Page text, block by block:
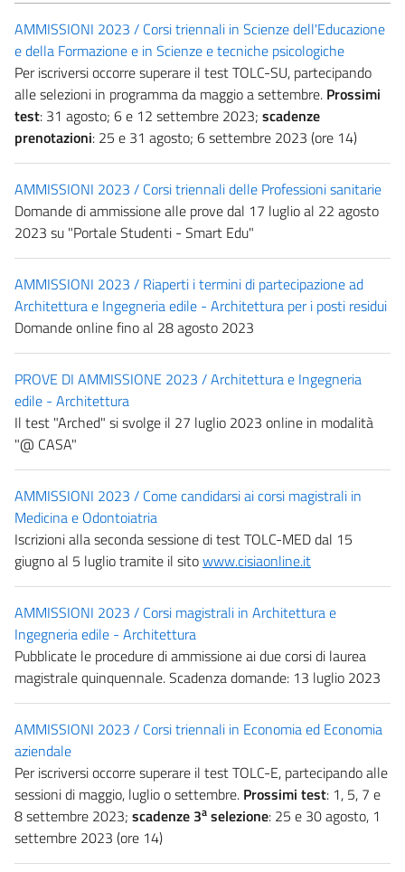
AMMISSIONI 2023 / Corsi triennali in Scienze dell'Educazione
e della Formazione e in Scienze e tecniche psicologiche
Per iscriversi occorre superare il test TOLC-SU, partecipando
alle selezioni in programma da maggio a settembre. Prossimi
test: 31 agosto; 6 e 12 settembre 2023; scadenze
prenotazioni: 25 e 31 agosto; 6 settembre 2023 (ore 14)
AMMISSIONI 2023 / Corsi triennali delle Professioni sanitarie
Domande di ammissione alle prove dal 17 luglio al 22 agosto
2023 su "Portale Studenti - Smart Edu"
AMMISSIONI 2023 / Riaperti i termini di partecipazione ad
Architettura e Ingegneria edile - Architettura per i posti residui
Domande online fino al 28 agosto 2023
PROVE DI AMMISSIONE 2023 / Architettura e Ingegneria
edile - Architettura
Il test "Arched" si svolge il 27 luglio 2023 online in modalità
"@ CASA"
AMMISSIONI 2023 / Come candidarsi ai corsi magistrali in
Medicina e Odontoiatria
Iscrizioni alla seconda sessione di test TOLC-MED dal 15
giugno al 5 luglio tramite il sitowww.cisiaonline.it
AMMISSIONI 2023 / Corsi magistrali in Architettura e
Ingegneria edile - Architettura
Pubblicate le procedure di ammissione ai due corsi di laurea
magistrale quinquennale. Scadenza domande: 13 luglio 2023
AMMISSIONI 2023 / Corsi triennali in Economia ed Economia
aziendale
Per iscriversi occorre superare il test TOLC-E, partecipando alle
sessioni di maggio, luglio o settembre. Prossimi test: 1, 5, 7 e
8 settembre 2023; scadenze 3a selezione: 25 e 30 agosto, 1
settembre 2023 (ore 14)